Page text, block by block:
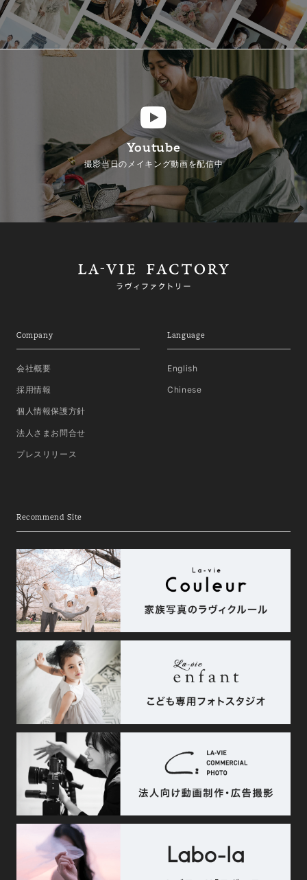
Youtube
撮影当日のメイキング動画を配信中
Company
会社概要
採用情報
個人情報保護方針
法人さまお問合せ
プレスリリース
Language
English
Chinese
Recommend Site